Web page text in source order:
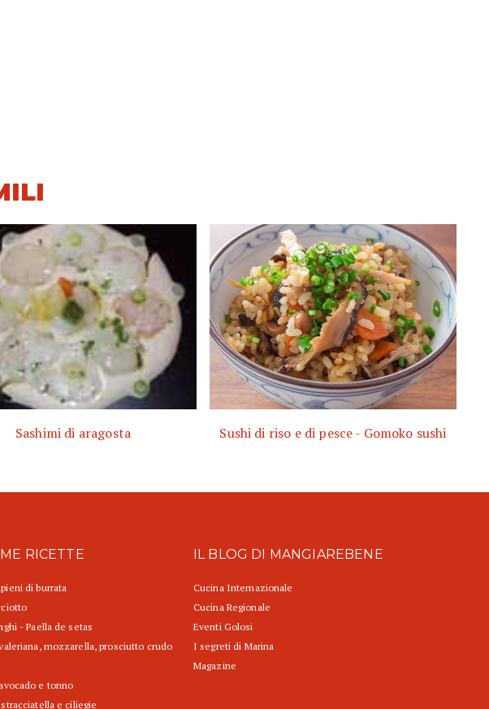
Sashimi di aragosta Sushi di riso e di pesce - Gomoko sushi
RICETTE
di burrata
- Paella de setas
mozzarella, prosciutto crudo
e tonno
e ciliegie
IL BLOG DI MANGIAREBENE
Cucina Internazionale
Cucina Regionale
Eventi Golosi
I segreti di Marina
Magazine